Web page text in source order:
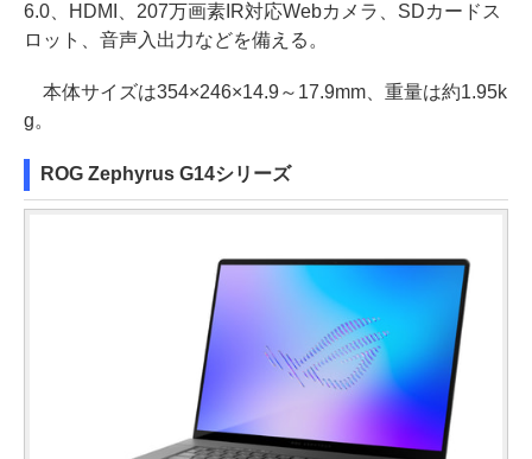
6.0、HDMI、207万画素IR対応Webカメラ、SDカードス
ロット、音声入出力などを備える。
本体サイズは354×246×14.9～17.9mm、重量は約1.95k
g。
ROG Zephyrus G14シリーズ